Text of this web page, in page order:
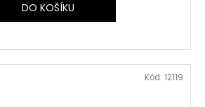
DO KOŠÍKU
Kód: 12119